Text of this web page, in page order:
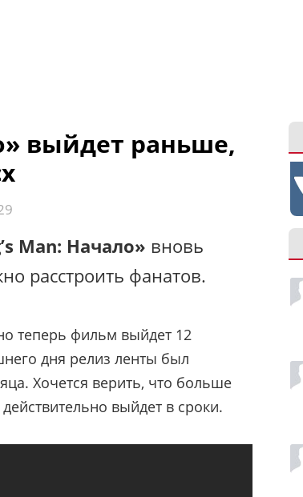
выйдет раньше,
Man: Начало» вновь
расстроить фанатов.
теперь фильм выйдет 12
дня релиз ленты был
Хочется верить, что больше
выйдет в сроки.